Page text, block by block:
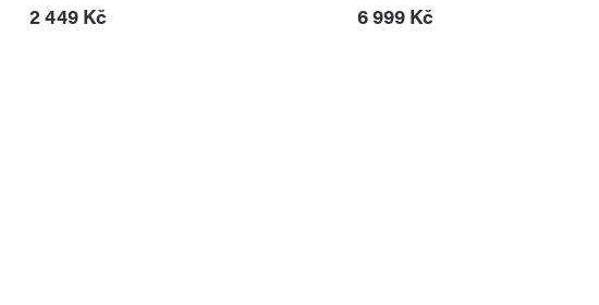
2 449 Kč 6 999 Kč